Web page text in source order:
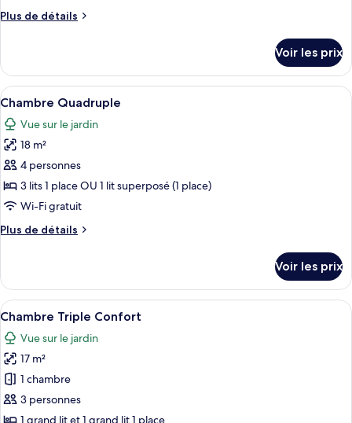
chambre :
Plus de détails
Plus
le
type
de
chambre
Chambre
Triple
Voir les prix
Afficher
toutes
les
photos
pour
ce
type
chambre :
Une chambre de dortoir avec des
10
Chambre Quadruple
Vue sur le jardin
18 m²
4 personnes
3 lits 1 place OU 1 lit superposé (1 place)
Wi-Fi gratuit
Plus de détails
Plus
le
type
de
chambre
Chambre
Quadruple
Voir les prix
Afficher
toutes
les
photos
pour
ce
type
Une chambre avec deux lits, une
5
Chambre Triple Confort
Vue sur le jardin
17 m²
1 chambre
3 personnes
1 grand lit et 1 grand lit 1 place